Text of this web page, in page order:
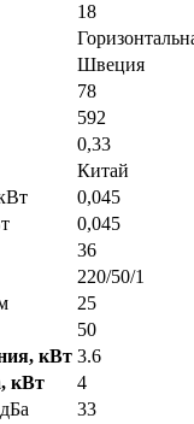
18
Швеция
78
592
0,33
Китай
0,045
0,045
36
220/50/1
25
50
кВт 3.6
кВт
4
33